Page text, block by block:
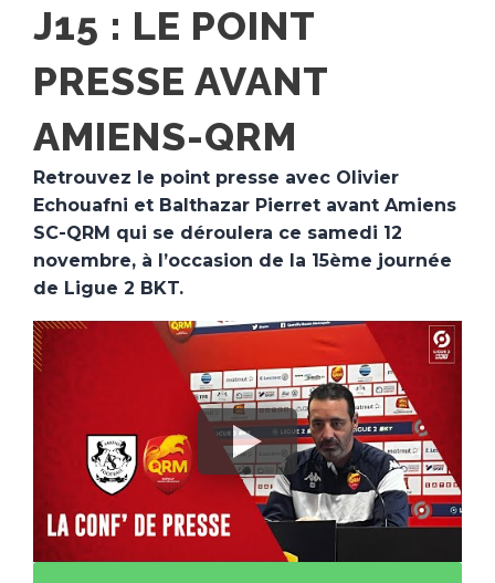
J15 : LE POINT
PRESSE AVANT
AMIENS-QRM
Retrouvez le point presse avec Olivier
Echouafni et Balthazar Pierret avant Amiens
SC-QRM qui se déroulera ce samedi 12
novembre, à l’occasion de la 15ème journée
de Ligue 2 BKT.